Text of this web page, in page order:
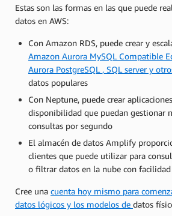
Estas son las formas en las que puede
datos en AWS:
Con Amazon RDS, puede crear y
Amazon Aurora MySQL Compatible
Aurora PostgreSQL , SQL server y
datos populares
Con Neptune, puede crear
disponibilidad que puedan gestionar
consultas por segundo
El almacén de datos Amplify
clientes que puede utilizar para
o filtrar datos en la nube con facilidad
Cree una cuenta hoy mismo para
datos lógicos y los modelos de datos